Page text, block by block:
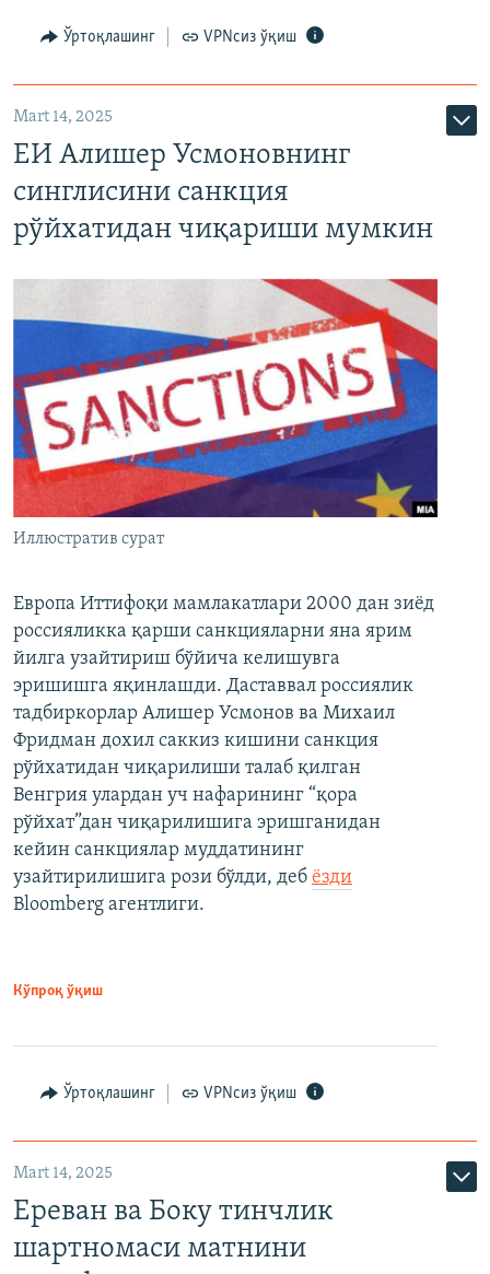
Ўртоқлашинг VPNсиз ўқиш
Mart 14, 2025
ЕИ Алишер Усмоновнинг
синглисини санкция
рўйхатидан чиқариши мумкин
Иллюстратив сурат
Европа Иттифоқи мамлакатлари 2000 дан зиёд
россияликка қарши санкцияларни яна ярим
йилга узайтириш бўйича келишувга
эришишга яқинлашди. Даставвал россиялик
тадбиркорлар Алишер Усмонов ва Михаил
Фридман дохил саккиз кишини санкция
рўйхатидан чиқарилиши талаб қилган
Венгрия улардан уч нафарининг “қора
рўйхат”дан чиқарилишига эришганидан
кейин санкциялар муддатининг
узайтирилишига рози бўлди, деб ёзди
Bloomberg агентлиги.
Кўпроқ ўқиш
Ўртоқлашинг VPNсиз ўқиш
Mart 14, 2025
Ереван ва Боку тинчлик
шартномаси матнини